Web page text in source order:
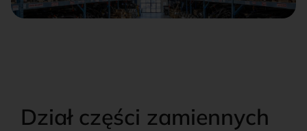
Dział części zamiennych